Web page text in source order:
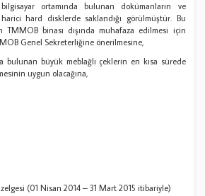
ortamında bulunan dokümanların ve
harici hard disklerde saklandığı görülmüştür. Bu
binası dışında muhafaza edilmesi için
Genel Sekreterliğine önerilmesine,
büyük meblağlı çeklerin en kısa sürede
uygun olacağına,
(01 Nisan 2014 – 31 Mart 2015 itibariyle)